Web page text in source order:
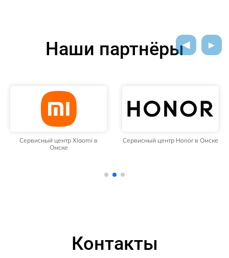
Наши партнёры
Сервисный центр Xiaomi в
Омске
Сервисный центр Honor в Омске
Контакты